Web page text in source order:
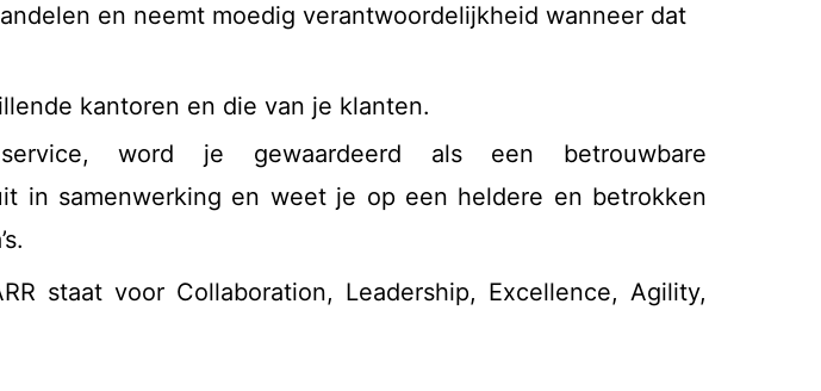
en neemt moedig verantwoordelijkheid wanneer dat
kantoren en die van je klanten.
word je gewaardeerd als een betrouwbare
in samenwerking en weet je op een heldere en betrokken
staat voor Collaboration, Leadership, Excellence, Agility,